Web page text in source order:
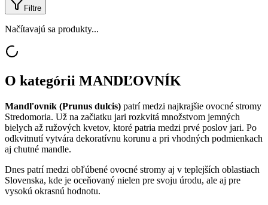
Filtre
Načítavajú sa produkty...
O kategórii MANDĽOVNÍK
Mandľovník (Prunus dulcis) patrí medzi najkrajšie ovocné stromy
Stredomoria. Už na začiatku jari rozkvitá množstvom jemných
bielych až ružových kvetov, ktoré patria medzi prvé poslov jari. Po
odkvitnutí vytvára dekoratívnu korunu a pri vhodných podmienkach
aj chutné mandle.
Dnes patrí medzi obľúbené ovocné stromy aj v teplejších oblastiach
Slovenska, kde je oceňovaný nielen pre svoju úrodu, ale aj pre
vysokú okrasnú hodnotu.